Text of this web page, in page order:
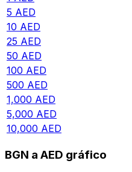
5 AED
10 AED
25 AED
50 AED
100 AED
500 AED
1,000 AED
5,000 AED
10,000 AED
BGN a AED gráfico